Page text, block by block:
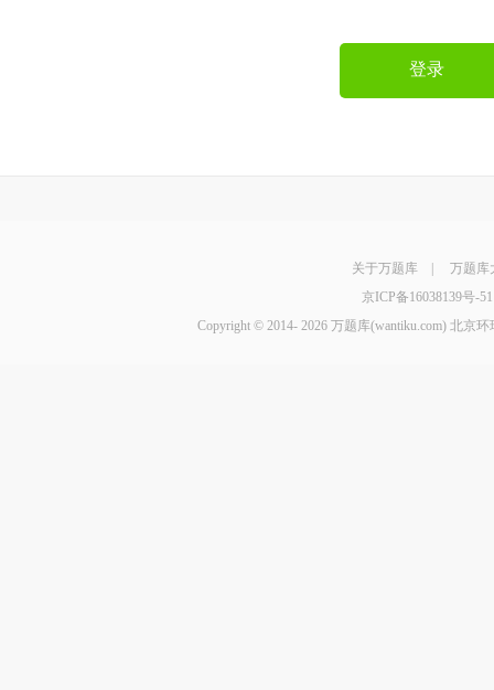
登录
关于万题库 |万题库
京ICP备16038139号-51
Copyright © 2014-2026 万题库(wantiku.com) 北京